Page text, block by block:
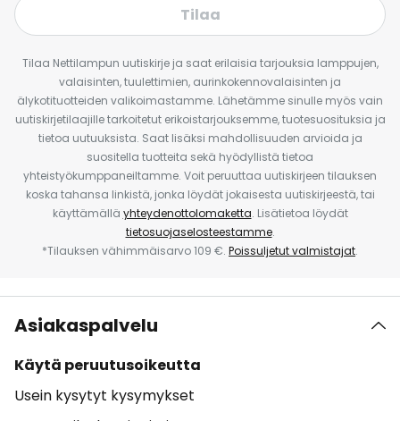
Tilaa
Tilaa Nettilampun uutiskirje ja saat erilaisia tarjouksia lamppujen,
valaisinten, tuulettimien, aurinkokennovalaisinten ja
älykotituotteiden valikoimastamme. Lähetämme sinulle myös vain
uutiskirjetilaajille tarkoitetut erikoistarjouksemme, tuotesuosituksia ja
tietoa uutuuksista. Saat lisäksi mahdollisuuden arvioida ja
suositella tuotteita sekä hyödyllistä tietoa
yhteistyökumppaneiltamme. Voit peruuttaa uutiskirjeen tilauksen
koska tahansa linkistä, jonka löydät jokaisesta uutiskirjeestä, tai
käyttämällä yhteydenottolomaketta. Lisätietoa löydät
tietosuojaselosteestamme.
*Tilauksen vähimmäisarvo 109 €. Poissuljetut valmistajat.
Asiakaspalvelu
Käytä peruutusoikeutta
Usein kysytyt kysymykset